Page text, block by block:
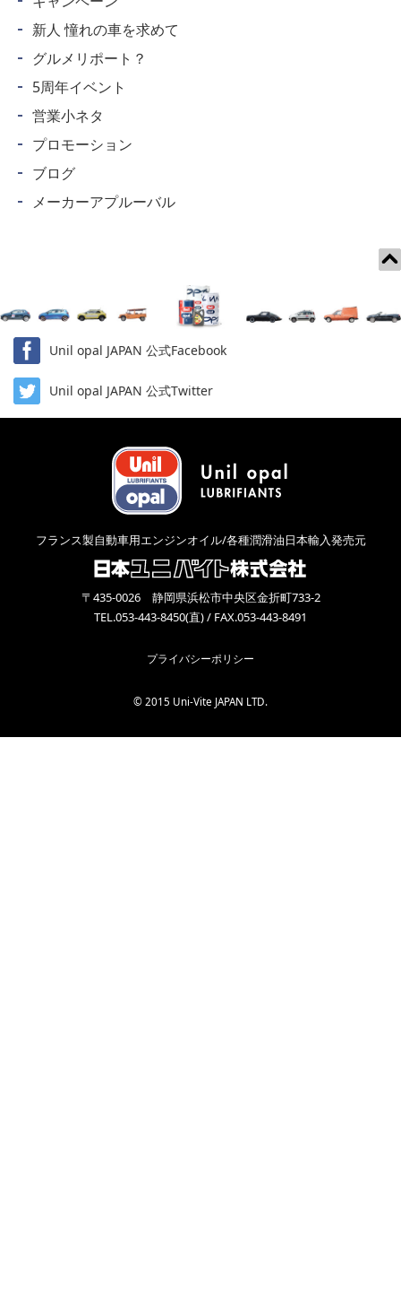
新人 憧れの車を求めて
グルメリポート？
5周年イベント
営業小ネタ
プロモーション
ブログ
メーカーアプルーバル
Unil opal JAPAN 公式Facebook
Unil opal JAPAN 公式Twitter
フランス製自動車用エンジンオイル/各種潤滑油日本輸入発売元
〒435-0026 静岡県浜松市中央区金折町733-2
TEL.053-443-8450(直) / FAX.053-443-8491
プライバシーポリシー
© 2015 Uni-Vite JAPAN LTD.